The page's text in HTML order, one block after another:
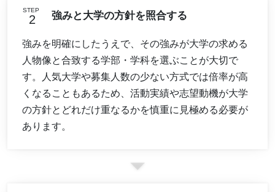
STEP 強みと大学の方針を照合する
強みを明確にしたうえで、その強みが大学の求める
人物像と合致する学部・学科を選ぶことが大切で
す。人気大学や募集人数の少ない方式では倍率が高
くなることもあるため、活動実績や志望動機が大学
の方針とどれだけ重なるかを慎重に見極める必要が
あります。